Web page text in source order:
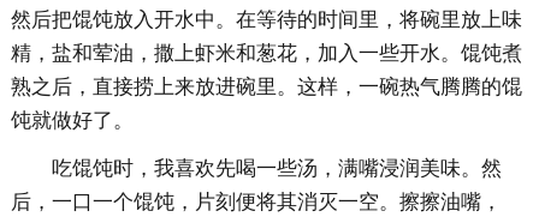
然后把馄饨放入开水中。在等待的时间里，将碗里放上味
精，盐和荤油，撒上虾米和葱花，加入一些开水。馄饨煮
熟之后，直接捞上来放进碗里。这样，一碗热气腾腾的馄
饨就做好了。
吃馄饨时，我喜欢先喝一些汤，满嘴浸润美味。然
后，一口一个馄饨，片刻便将其消灭一空。擦擦油嘴，